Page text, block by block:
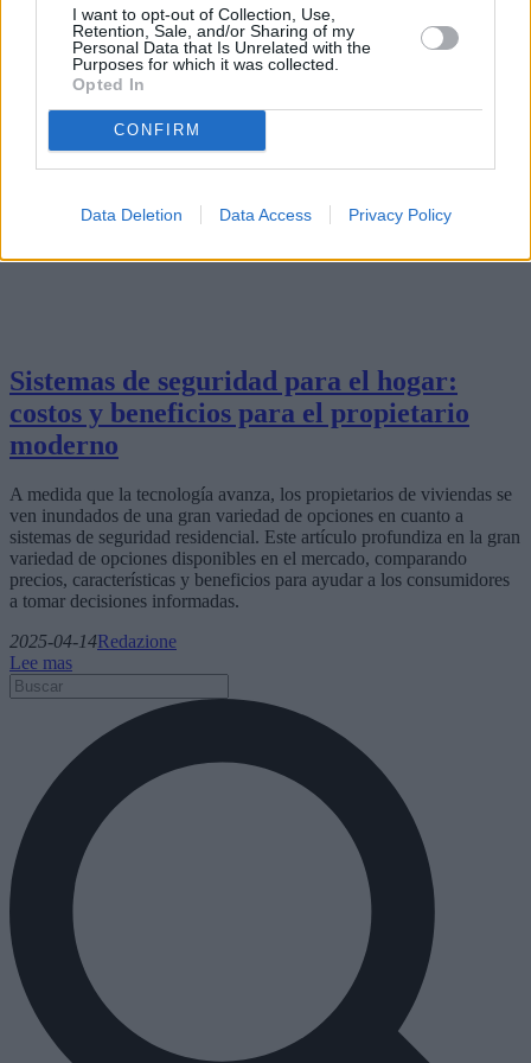
I want to opt-out of Collection, Use,
Retention, Sale, and/or Sharing of my
Personal Data that Is Unrelated with the
Purposes for which it was collected.
Opted In
CONFIRM
Data Deletion Data Access Privacy Policy
Sistemas de seguridad para el hogar:
costos y beneficios para el propietario
moderno
A medida que la tecnología avanza, los propietarios de viviendas se
ven inundados de una gran variedad de opciones en cuanto a
sistemas de seguridad residencial. Este artículo profundiza en la gran
variedad de opciones disponibles en el mercado, comparando
precios, características y beneficios para ayudar a los consumidores
a tomar decisiones informadas.
2025-04-14Redazione
Lee mas